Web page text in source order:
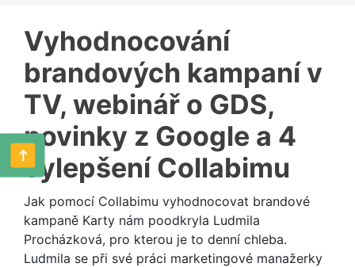
Vyhodnocování
brandových kampaní v
TV, webinář o GDS,
novinky z Google a 4
vylepšení Collabimu
Jak pomocí Collabimu vyhodnocovat brandové
kampaně Karty nám poodkryla Ludmila
Procházková, pro kterou je to denní chleba.
Ludmila se při své práci marketingové manažerky